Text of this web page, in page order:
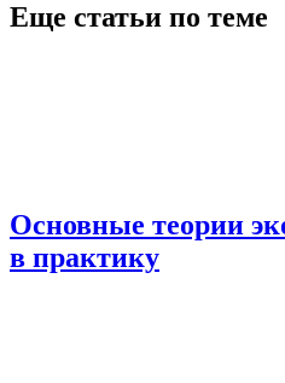
Еще статьи по теме
Основные теории
в практику